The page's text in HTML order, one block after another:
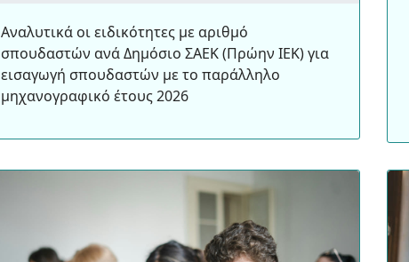
Αναλυτικά οι ειδικότητες με αριθμό
σπουδαστών ανά Δημόσιο ΣΑΕΚ (Πρώην ΙΕΚ) για
εισαγωγή σπουδαστών με το παράλληλο
μηχανογραφικό έτους 2026